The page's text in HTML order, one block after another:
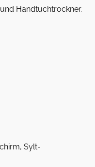
Handtuchtrockner.
Sylt-